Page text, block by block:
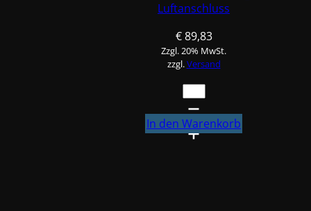
Luftanschluss
€89,83
Zzgl. 20% MwSt.
zzgl.Versand
FINIXA
Spritzpistole
Spot-
Repair
In den Warenkorb